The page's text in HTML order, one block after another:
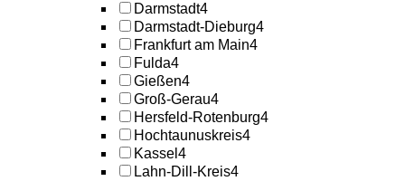
Darmstadt4
Darmstadt-Dieburg4
Frankfurt am Main4
Fulda4
Gießen4
Groß-Gerau4
Hersfeld-Rotenburg4
Hochtaunuskreis4
Kassel 4
Lahn-Dill-Kreis4